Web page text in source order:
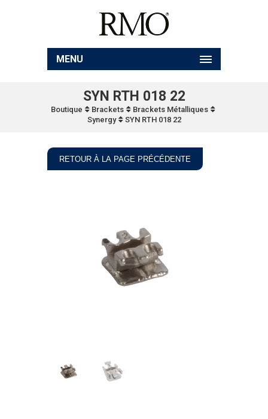
MENU
SYN RTH 018 22
Boutique Brackets
Brackets Métalliques
Synergy
SYN RTH 018 22
RETOUR À LA PAGE PRÉCÉDENTE